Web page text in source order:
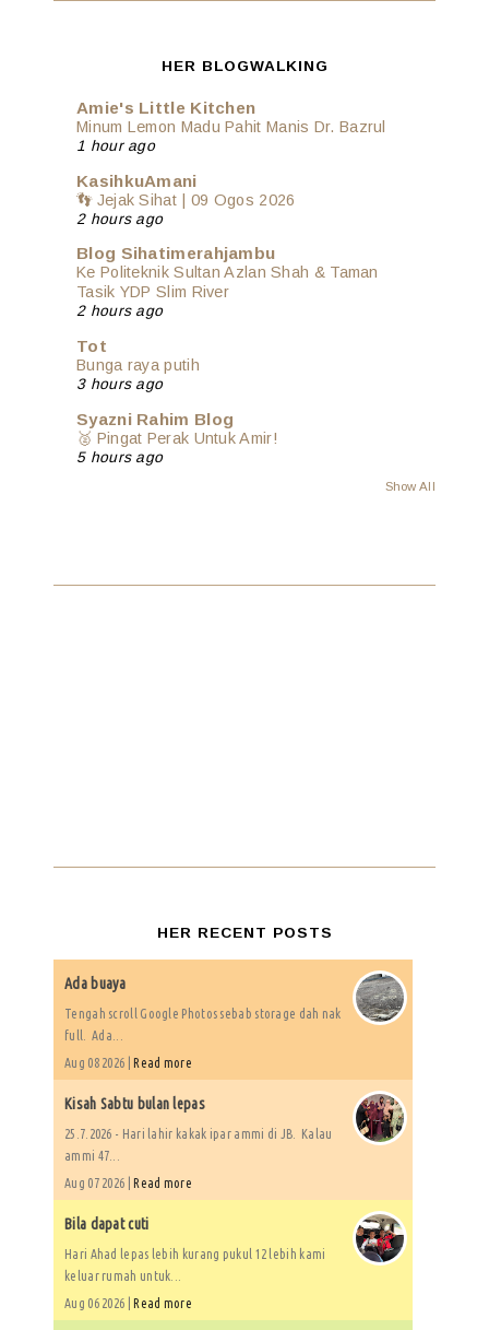
HER BLOGWALKING
Amie's Little Kitchen
Minum Lemon Madu Pahit Manis Dr. Bazrul
1 hour ago
KasihkuAmani
👣 Jejak Sihat | 09 Ogos 2026
2 hours ago
Blog Sihatimerahjambu
Ke Politeknik Sultan Azlan Shah & Taman
Tasik YDP Slim River
2 hours ago
Tot
Bunga raya putih
3 hours ago
Syazni Rahim Blog
🥈 Pingat Perak Untuk Amir!
5 hours ago
Show All
HER RECENT POSTS
Ada buaya
Tengah scroll Google Photos sebab storage dah nak
full. Ada...
Aug 08 2026 | Read more
Kisah Sabtu bulan lepas
25.7.2026 - Hari lahir kakak ipar ammi di JB. Kalau
ammi 47...
Aug 07 2026 | Read more
Bila dapat cuti
Hari Ahad lepas lebih kurang pukul 12 lebih kami
keluar rumah untuk...
Aug 06 2026 | Read more